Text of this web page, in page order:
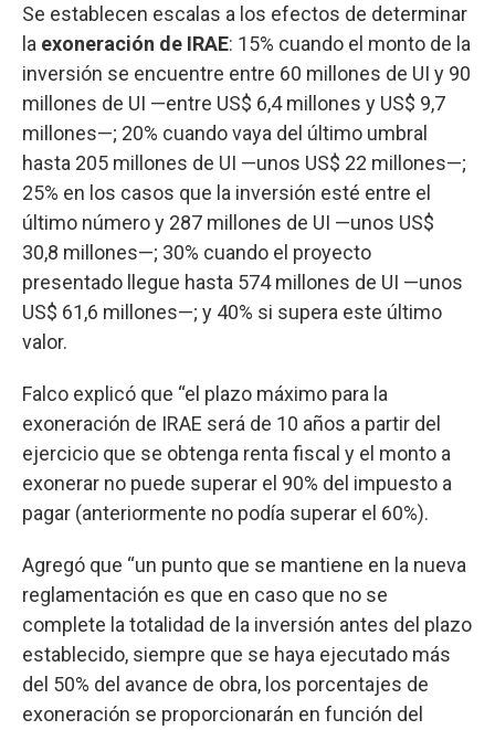
Se establecen escalas a los efectos de determinar
la exoneración de IRAE: 15% cuando el monto de la
inversión se encuentre entre 60 millones de UI y 90
millones de UI —entre US$ 6,4 millones y US$ 9,7
millones—; 20% cuando vaya del último umbral
hasta 205 millones de UI —unos US$ 22 millones—;
25% en los casos que la inversión esté entre el
último número y 287 millones de UI —unos US$
30,8 millones—; 30% cuando el proyecto
presentado llegue hasta 574 millones de UI —unos
US$ 61,6 millones—; y 40% si supera este último
valor.
Falco explicó que “el plazo máximo para la
exoneración de IRAE será de 10 años a partir del
ejercicio que se obtenga renta fiscal y el monto a
exonerar no puede superar el 90% del impuesto a
pagar (anteriormente no podía superar el 60%).
Agregó que “un punto que se mantiene en la nueva
reglamentación es que en caso que no se
complete la totalidad de la inversión antes del plazo
establecido, siempre que se haya ejecutado más
del 50% del avance de obra, los porcentajes de
exoneración se proporcionarán en función del